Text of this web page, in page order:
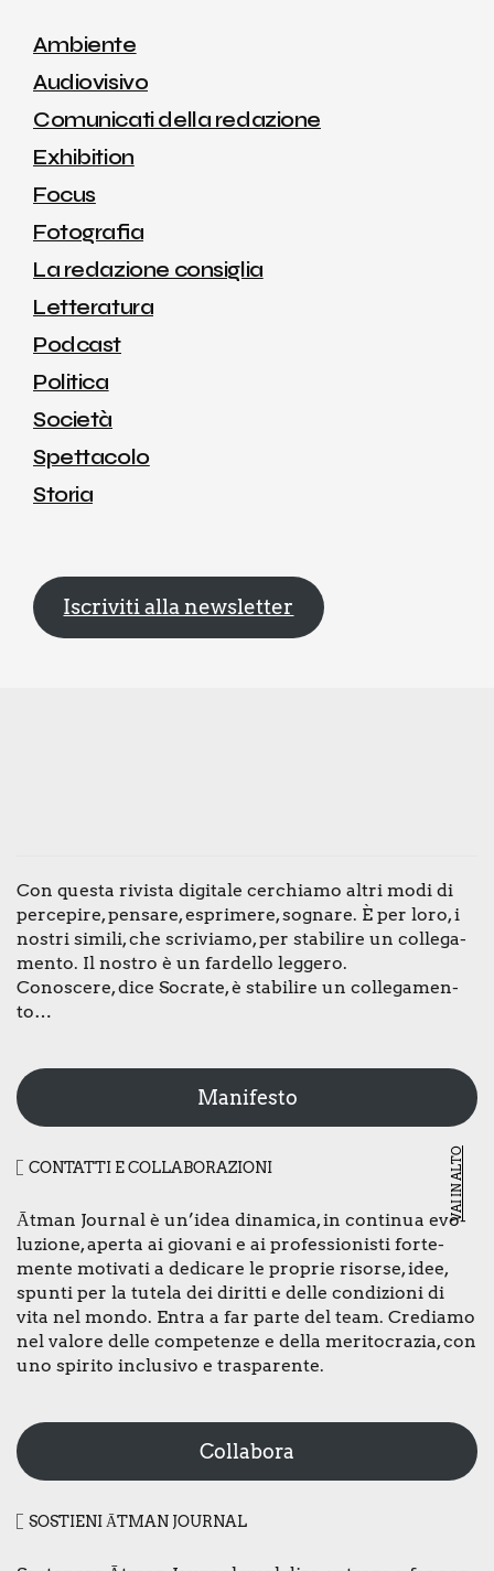
Ambiente
Audiovisivo
Comunicati della redazione
Exhibition
Focus
Fotografia
La redazione consiglia
Letteratura
Podcast
Politica
Società
Spettacolo
Storia
Iscriviti alla newsletter
Con que­sta rivi­sta digi­ta­le cer­chia­mo altri modi di
per­ce­pi­re, pen­sa­re, espri­me­re, sogna­re. È per loro, i
nostri simi­li, che scri­via­mo, per sta­bi­li­re un col­le­ga­
men­to. Il nostro è un far­del­lo leg­ge­ro.
Cono­sce­re, dice Socra­te, è sta­bi­li­re un col­le­ga­men­
to…
Manifesto
CON­TAT­TI E COL­LA­BO­RA­ZIO­NI
Ātman Jour­nal è un’idea dina­mi­ca, in con­ti­nua evo­
lu­zio­ne, aper­ta ai gio­va­ni e ai pro­fes­sio­ni­sti for­te­
men­te moti­va­ti a dedi­ca­re le pro­prie risor­se, idee,
spun­ti per la tute­la dei dirit­ti e del­le con­di­zio­ni di
vita nel mon­do. Entra a far par­te del team. Cre­dia­mo
nel valo­re del­le com­pe­ten­ze e del­la meri­to­cra­zia, con
uno spi­ri­to inclu­si­vo e tra­spa­ren­te.
Collabora
SOSTIE­NI ĀTMAN JOUR­NAL
VAI IN ALTO